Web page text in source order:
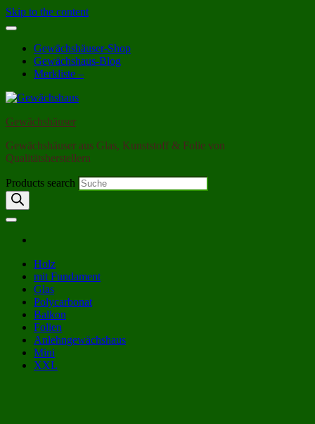
Skip to the content
Gewächshäuser-Shop
Gewächshaus-Blog
Merkliste –
Gewächshäuser
Gewächshäuser aus Glas, Kunststoff & Folie von
Qualitätsherstellern
Products search
Holz
mit Fundament
Glas
Polycarbonat
Balkon
Folien
Anlehngewächshaus
Mini
XXL